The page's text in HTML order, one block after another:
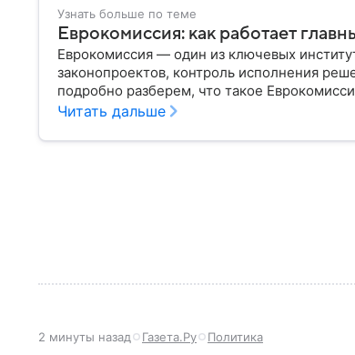
Узнать больше по теме
Еврокомиссия: как работает
Еврокомиссия — один из ключевых
законопроектов, контроль исполнения
подробно разберем, что такое
оказывает на Европейский союз.
Читать дальше
2 минуты назад Газета.Ру Политика